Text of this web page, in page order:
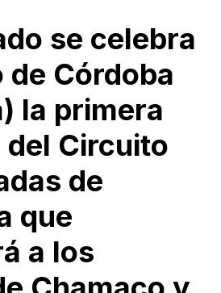
se celebra
de Córdoba
la primera
Circuito
de
que
a los